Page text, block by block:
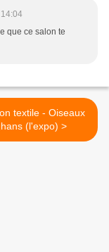
que ce salon te
textile - Oiseaux
afghans (l'expo) >